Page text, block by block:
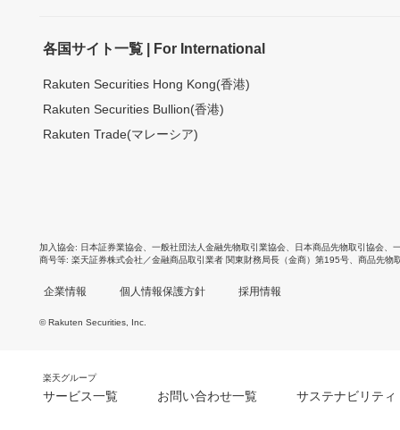
各国サイト一覧 | For International
Rakuten Securities Hong Kong(香港)
Rakuten Securities Bullion(香港)
Rakuten Trade(マレーシア)
加入協会 日本証券業協会 一般社団法人金融先物取引業協会 日本商品先物取引協会
商号等 楽天証券株式会社／金融商品取引業者 関東財務局長（金商）第195号、商品先物
企業情報 個人情報保護方針 採用情報
© Rakuten Securities, Inc.
楽天グループ
サービス一覧 お問い合わせ一覧 サステナビリティ